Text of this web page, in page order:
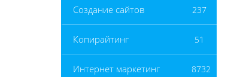
Создание сайтов 237
Копирайтинг 51
Интернет маркетинг 8732